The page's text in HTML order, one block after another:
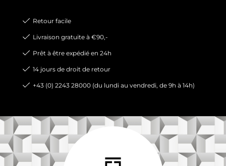
Retour facile
Livraison gratuite à €90,-
Prêt à être expédié en 24h
14 jours de droit de retour
+43 (0) 2243 28000 (du lundi au vendredi, de 9h à 14h)